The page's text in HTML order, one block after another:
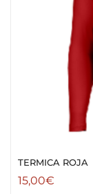
TERMICA ROJA
15,00€